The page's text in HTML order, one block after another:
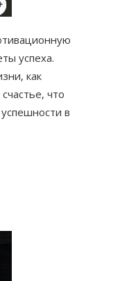
успеха.
как
что
в